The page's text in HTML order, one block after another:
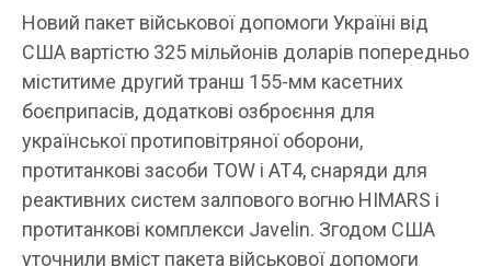
Новий пакет військової допомоги Україні від
США вартістю 325 мільйонів доларів попередньо
міститиме другий транш 155-мм касетних
боєприпасів, додаткові озброєння для
української протиповітряної оборони,
протитанкові засоби TOW і AT4, снаряди для
реактивних систем залпового вогню HIMARS і
протитанкові комплекси Javelin. Згодом США
уточнили вміст пакета військової допомоги